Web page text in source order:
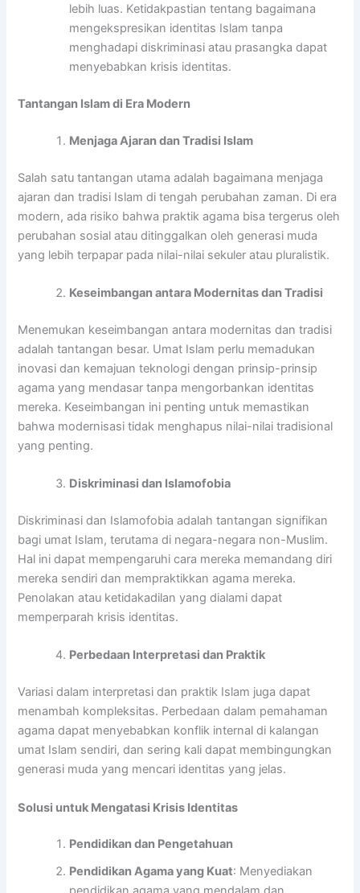
lebih luas. Ketidakpastian tentang bagaimana
mengekspresikan identitas Islam tanpa
menghadapi diskriminasi atau prasangka dapat
menyebabkan krisis identitas.
Tantangan Islam di Era Modern
Menjaga Ajaran dan Tradisi Islam
Salah satu tantangan utama adalah bagaimana menjaga
ajaran dan tradisi Islam di tengah perubahan zaman. Di era
modern, ada risiko bahwa praktik agama bisa tergerus oleh
perubahan sosial atau ditinggalkan oleh generasi muda
yang lebih terpapar pada nilai-nilai sekuler atau pluralistik.
Keseimbangan antara Modernitas dan Tradisi
Menemukan keseimbangan antara modernitas dan tradisi
adalah tantangan besar. Umat Islam perlu memadukan
inovasi dan kemajuan teknologi dengan prinsip-prinsip
agama yang mendasar tanpa mengorbankan identitas
mereka. Keseimbangan ini penting untuk memastikan
bahwa modernisasi tidak menghapus nilai-nilai tradisional
yang penting.
Diskriminasi dan Islamofobia
Diskriminasi dan Islamofobia adalah tantangan signifikan
bagi umat Islam, terutama di negara-negara non-Muslim.
Hal ini dapat mempengaruhi cara mereka memandang diri
mereka sendiri dan mempraktikkan agama mereka.
Penolakan atau ketidakadilan yang dialami dapat
memperparah krisis identitas.
Perbedaan Interpretasi dan Praktik
Variasi dalam interpretasi dan praktik Islam juga dapat
menambah kompleksitas. Perbedaan dalam pemahaman
agama dapat menyebabkan konflik internal di kalangan
umat Islam sendiri, dan sering kali dapat membingungkan
generasi muda yang mencari identitas yang jelas.
Solusi untuk Mengatasi Krisis Identitas
Pendidikan dan Pengetahuan
Pendidikan Agama yang Kuat: Menyediakan